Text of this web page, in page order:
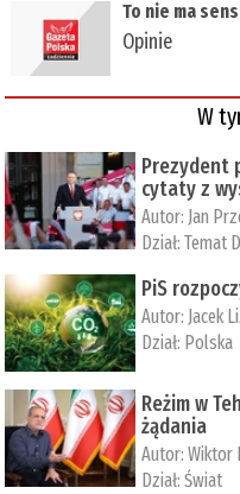
To nie ma
Opinie
W
Prezydent
cytaty z
Autor: Jan
Dział:Temat
PiS
Autor: Jacek
Dział: Polska
Reżim w
żądania
Autor:Wiktor
Dział:Świat